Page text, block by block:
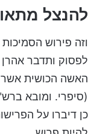
להנצל
וזה פירוש
לפסוק ותדבר
האשה הכושית אשר
(סיפרי. ומובא
כן דיברו על